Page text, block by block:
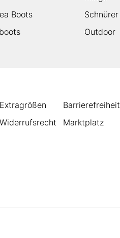
Boots
Schnürer
Outdoor
Extragrößen
Widerrufsrecht
Barrierefreiheit
Marktplatz